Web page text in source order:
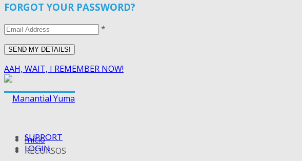
FORGOT YOUR PASSWORD?
*
AAH, WAIT, I REMEMBER NOW!
SUPPORT
LOGIN
Inicio
RECURSOS